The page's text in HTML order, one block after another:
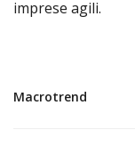
imprese agili.
Macrotrend